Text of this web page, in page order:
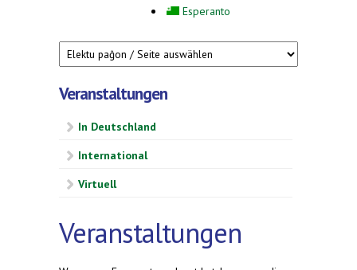
Esperanto
Veranstaltungen
In Deutschland
International
Virtuell
Veranstaltungen